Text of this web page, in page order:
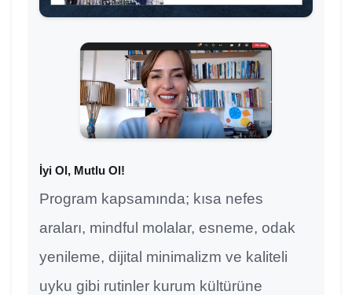
İyi Ol, Mutlu Ol!
Program kapsamında; kısa nefes
araları, mindful molalar, esneme, odak
yenileme, dijital minimalizm ve kaliteli
uyku gibi rutinler kurum kültürüne